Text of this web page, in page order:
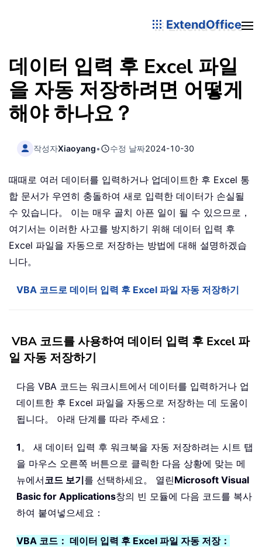
ExtendOffice
데이터 입력 후 Excel 파일
을 자동 저장하려면 어떻게
해야 하나요？
작성자Xiaoyang• 수정 날짜2024-10-30
때때로 여러 데이터를 입력하거나 업데이트한 후 Excel 통
합 문서가 우연히 충돌하여 새로 입력한 데이터가 손실될
수 있습니다。 이는 매우 골치 아픈 일이 될 수 있으므로，
여기서는 이러한 사고를 방지하기 위해 데이터 입력 후
Excel 파일을 자동으로 저장하는 방법에 대해 설명하겠습
니다。
VBA 코드로 데이터 입력 후 Excel 파일 자동 저장하기
VBA 코드를 사용하여 데이터 입력 후 Excel 파
일 자동 저장하기
다음 VBA 코드는 워크시트에서 데이터를 입력하거나 업
데이트한 후 Excel 파일을 자동으로 저장하는 데 도움이
됩니다。 아래 단계를 따라 주세요：
1。 새 데이터 입력 후 워크북을 자동 저장하려는 시트 탭
을 마우스 오른쪽 버튼으로 클릭한 다음 상황에 맞는 메
뉴에서코드 보기를 선택하세요。 열린Microsoft Visual
Basic for Applications창의 빈 모듈에 다음 코드를 복사
하여 붙여넣으세요：
VBA 코드： 데이터 입력 후 Excel 파일 자동 저장：